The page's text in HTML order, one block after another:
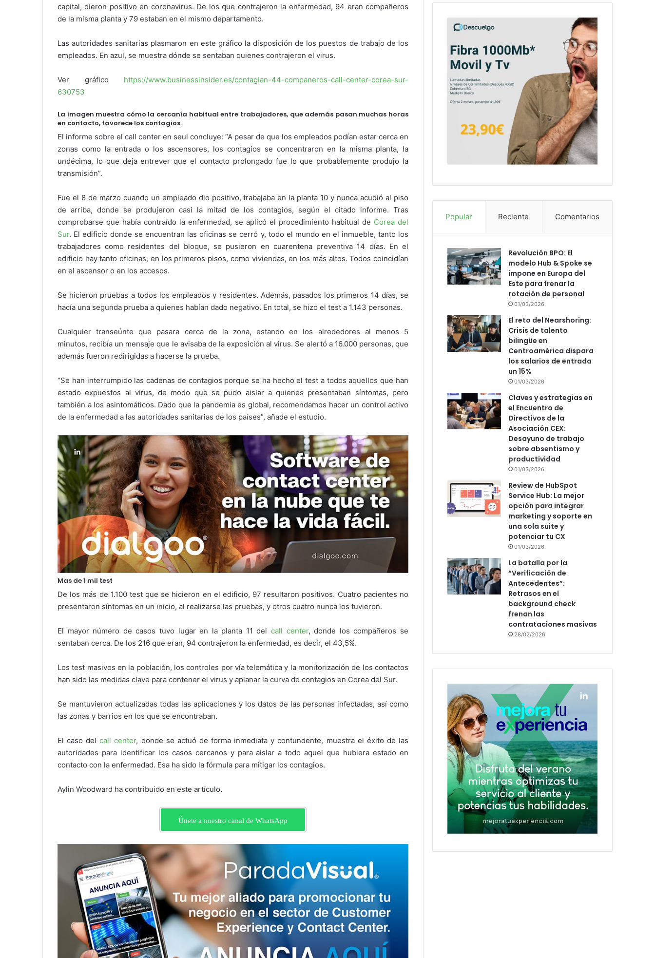
capital, dieron positivo en coronavirus. De los que contrajeron la enfermedad, 94 eran compañeros
de la misma planta y 79 estaban en el mismo departamento.
Las autoridades sanitarias plasmaron en este gráfico la disposición de los puestos de trabajo de los
empleados. En azul, se muestra dónde se sentaban quienes contrajeron el virus.
Ver gráfico https://www.businessinsider.es/contagian-44-companeros-call-center-corea-sur-
630753
La imagen muestra cómo la cercanía habitual entre trabajadores, que además pasan muchas horas
en contacto, favorece los contagios.
El informe sobre el call center en seul concluye: “A pesar de que los empleados podían estar cerca en
zonas como la entrada o los ascensores, los contagios se concentraron en la misma planta, la
undécima, lo que deja entrever que el contacto prolongado fue lo que probablemente produjo la
transmisión”.
Fue el 8 de marzo cuando un empleado dio positivo, trabajaba en la planta 10 y nunca acudió al piso
de arriba, donde se produjeron casi la mitad de los contagios, según el citado informe. Tras
comprobarse que había contraído la enfermedad, se aplicó el procedimiento habitual de Corea del
Sur. El edificio donde se encuentran las oficinas se cerró y, todo el mundo en el inmueble, tanto los
trabajadores como residentes del bloque, se pusieron en cuarentena preventiva 14 días. En el
edificio hay tanto oficinas, en los primeros pisos, como viviendas, en los más altos. Todos coincidían
en el ascensor o en los accesos.
Se hicieron pruebas a todos los empleados y residentes. Además, pasados los primeros 14 días, se
hacía una segunda prueba a quienes habían dado negativo. En total, se hizo el test a 1.143 personas.
Cualquier transeúnte que pasara cerca de la zona, estando en los alrededores al menos 5
minutos, recibía un mensaje que le avisaba de la exposición al virus. Se alertó a 16.000 personas, que
además fueron redirigidas a hacerse la prueba.
“Se han interrumpido las cadenas de contagios porque se ha hecho el test a todos aquellos que han
estado expuestos al virus, de modo que se pudo aislar a quienes presentaban síntomas, pero
también a los asintomáticos. Dado que la pandemia es global, recomendamos hacer un control activo
de la enfermedad a las autoridades sanitarias de los países”, añade el estudio.
Mas de 1 mil test
De los más de 1.100 test que se hicieron en el edificio, 97 resultaron positivos. Cuatro pacientes no
presentaron síntomas en un inicio, al realizarse las pruebas, y otros cuatro nunca los tuvieron.
El mayor número de casos tuvo lugar en la planta 11 delcall center, donde los compañeros se
sentaban cerca. De los 216 que eran, 94 contrajeron la enfermedad, es decir, el 43,5%.
Los test masivos en la población, los controles por vía telemática y la monitorización de los contactos
han sido las medidas clave para contener el virus y aplanar la curva de contagios en Corea del Sur.
Se mantuvieron actualizadas todas las aplicaciones y los datos de las personas infectadas, así como
las zonas y barrios en los que se encontraban.
El caso delcall center, donde se actuó de forma inmediata y contundente, muestra el éxito de las
autoridades para identificar los casos cercanos y para aislar a todo aquel que hubiera estado en
contacto con la enfermedad. Esa ha sido la fórmula para mitigar los contagios.
Aylin Woodward ha contribuido en este artículo.
Únete a nuestro canal de WhatsApp
Popular Reciente Comentarios
Revolución BPO: El
modelo Hub & Spoke se
impone en Europa del
Este para frenar la
rotación de personal
01/03/2026
El reto del Nearshoring:
Crisis de talento
bilingüe en
Centroamérica dispara
los salarios de entrada
un 15%
01/03/2026
Claves y estrategias en
el Encuentro de
Directivos de la
Asociación CEX:
Desayuno de trabajo
sobre absentismo y
productividad
01/03/2026
Review de HubSpot
Service Hub: La mejor
opción para integrar
marketing y soporte en
una sola suite y
potenciar tu CX
01/03/2026
La batalla por la
“Verificación de
Antecedentes”:
Retrasos en el
background check
frenan las
contrataciones masivas
28/02/2026